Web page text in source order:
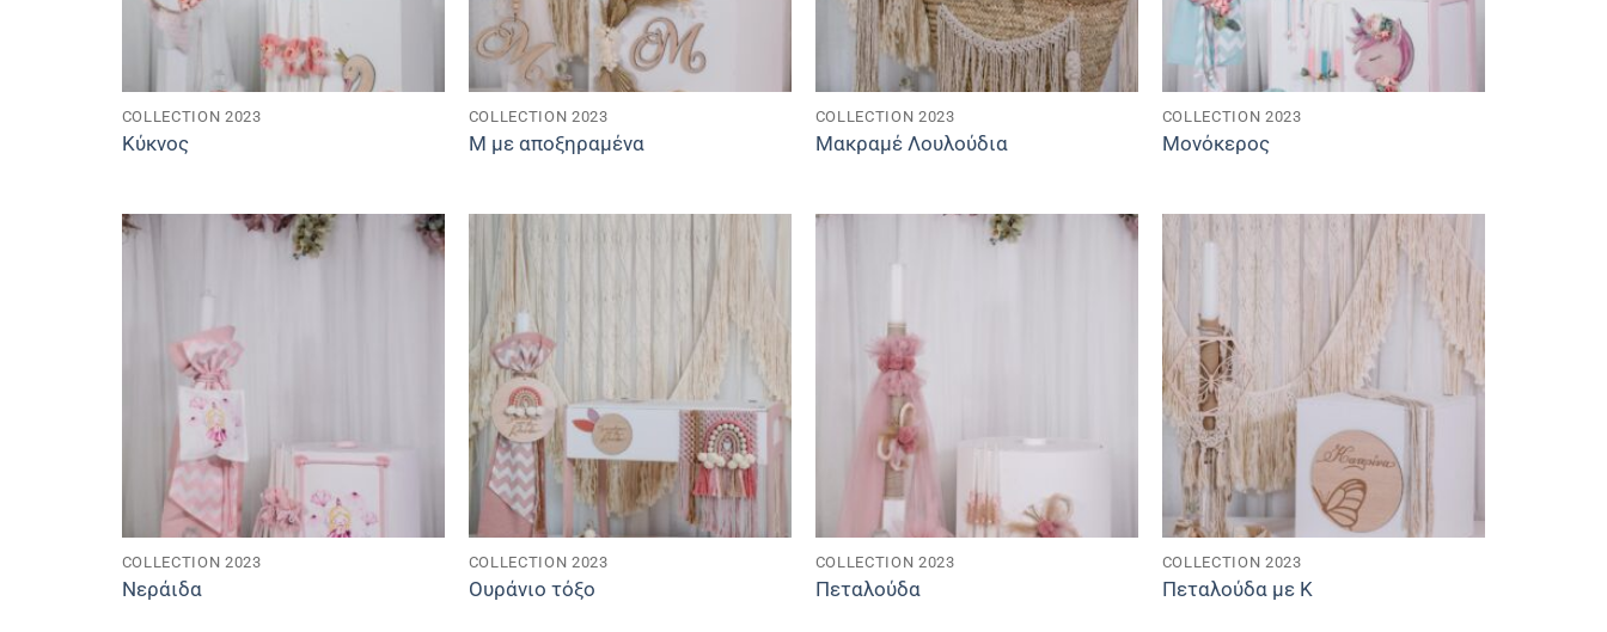
COLLECTION 2023
Κύκνος
COLLECTION 2023
Μ με αποξηραμένα
COLLECTION 2023
Μακραμέ Λουλούδια
COLLECTION 2023
Μονόκερος
COLLECTION 2023
Νεράιδα
COLLECTION 2023
Ουράνιο τόξο
COLLECTION 2023
Πεταλούδα
COLLECTION 2023
Πεταλούδα με Κ